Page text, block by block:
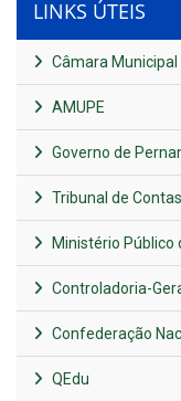
LINKS ÚTEIS
Câmara Municipal
AMUPE
Governo de
Tribunal de
Ministério Público
Controladoria-
Confederação
QEdu